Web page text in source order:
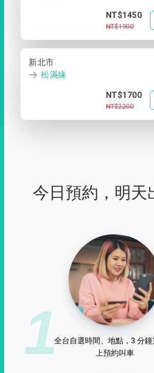
NT$1450
NT$1900
新北市
松滿緣
NT$1700
NT$2200
今日預約，明天
1全台自選時間、地點，3 分
上預約叫車